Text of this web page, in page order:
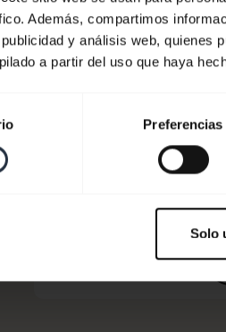
Además, compartimos
y análisis web, quienes
a partir del uso que haya
Preferencias
Solo